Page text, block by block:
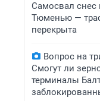
Самосвал снес
Тюменью —
перекрыта
Вопрос на
Смогут ли
терминалы